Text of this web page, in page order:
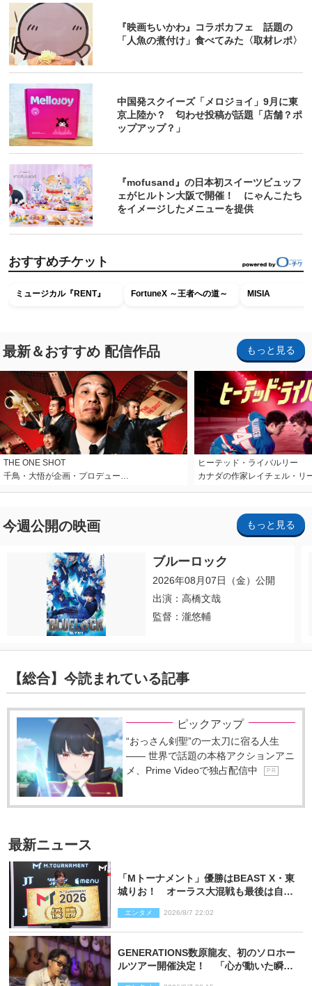
『映画ちいかわ』コラボカフェ 話題の
「人魚の煮付け」食べてみた〈取材レポ〉
中国発スクイーズ「メロジョイ」9月に東
京上陸か？ 匂わせ投稿が話題「店舗？ポ
ップアップ？」
『mofusand』の日本初スイーツビュッフ
ェがヒルトン大阪で開催！ にゃんこたち
をイメージしたメニューを提供
おすすめチケット
ミュージカル『RENT』 FortuneX ～王者への道～ MISIA
最新＆おすすめ 配信作品 もっと見る
THE ONE SHOT
千鳥・大悟が企画・プロデュー…
ヒーテッド・ライバルリー
カナダの作家レイチェル・リ
今週公開の映画 もっと見る
ブルーロック
2026年08月07日（金）公開
出演：高橋文哉
監督：瀧悠輔
【総合】今読まれている記事
ピックアップ
“おっさん剣聖”の一太刀に宿る人生
―― 世界で話題の本格アクションアニ
メ、Prime Videoで独占配信中
P R
最新ニュース
「Mトーナメント」優勝はBEAST X・東
城りお！ オーラス大混戦も最後は自ら
エンタメ 2026/8/7 22:02
GENERATIONS数原龍友、初のソロホー
ルツアー開催決定！ 「心が動いた瞬間